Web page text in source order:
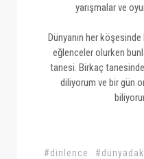
yarışmalar ve
Dünyanın her
eğlenceler olurken
tanesi. Birkaç
diliyorum ve bir gün
#dinlence